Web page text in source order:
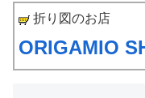
折り図のお店
ORIGAMIO